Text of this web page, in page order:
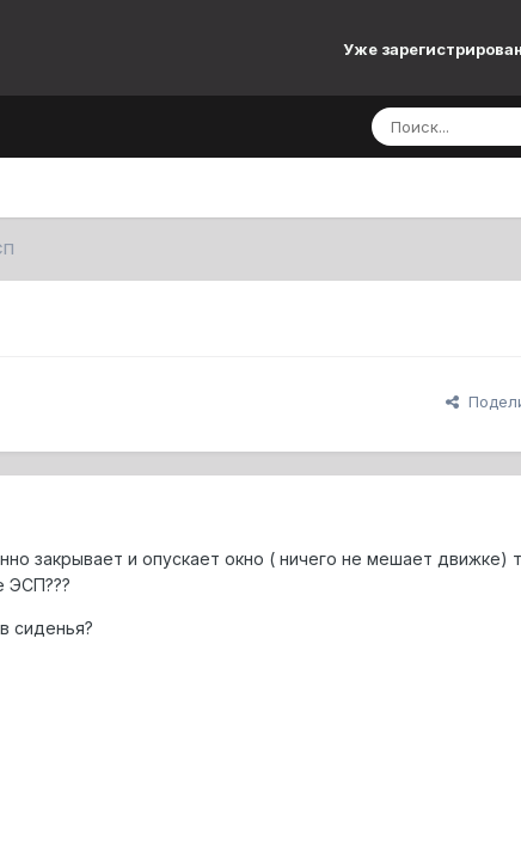
Уже
закрывает и опускает окно ( ничего не мешает движке)
ЭСП???
сиденья?